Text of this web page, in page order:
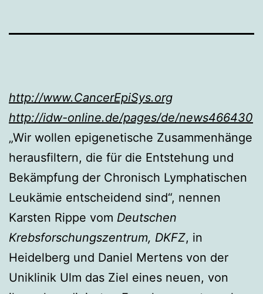
http://www.CancerEpiSys.org
http://idw-online.de/pages/de/news466430
„Wir wollen epigenetische Zusammenhänge
herausfiltern, die für die Entstehung und
Bekämpfung der Chronisch Lymphatischen
Leukämie entscheidend sind“, nennen
Karsten Rippe vom Deutschen
Krebsforschungszentrum, DKFZ, in
Heidelberg und Daniel Mertens von der
Uniklinik Ulm das Ziel eines neuen, von